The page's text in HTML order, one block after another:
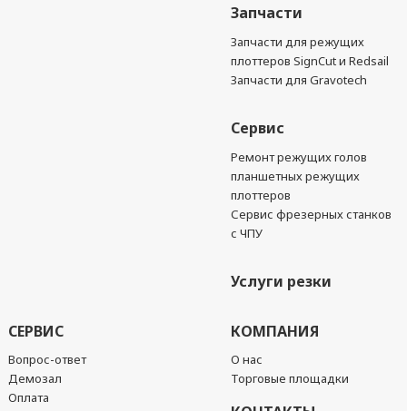
Запчасти
Запчасти для режущих
плоттеров SignCut и Redsail
Запчасти для Gravotech
Сервис
Ремонт режущих голов
планшетных режущих
плоттеров
Сервис фрезерных станков
с ЧПУ
Услуги резки
СЕРВИС
Вопрос-ответ
Демозал
Оплата
КОМПАНИЯ
О нас
Торговые площадки